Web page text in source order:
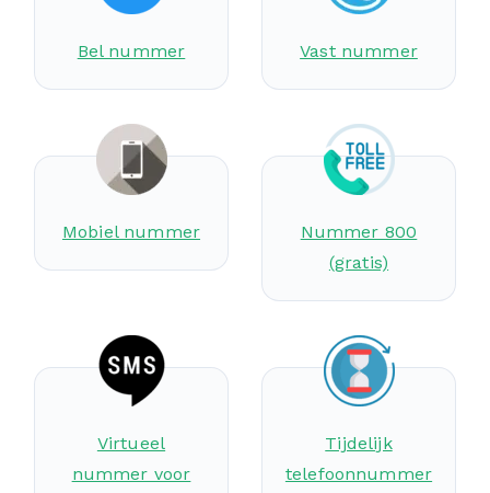
Bel nummer Vast nummer
Mobiel nummer
Nummer 800
(gratis)
Virtueel
nummer voor
Tijdelijk
telefoonnummer